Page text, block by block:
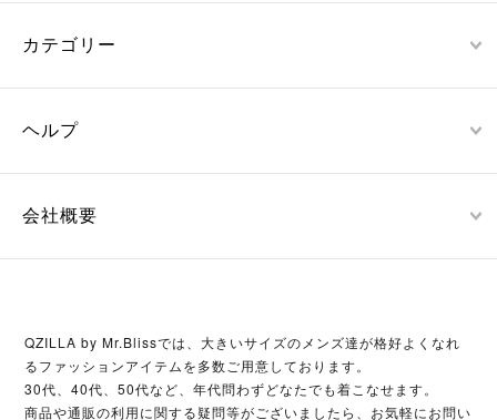
カテゴリー
ヘルプ
会社概要
QZILLA by Mr.Blissでは、大きいサイズのメンズ達が格好よくなれ
るファッションアイテムを多数ご用意しております。
30代、40代、50代など、年代問わずどなたでも着こなせます。
商品や通販の利用に関する疑問等がございましたら、お気軽にお問い